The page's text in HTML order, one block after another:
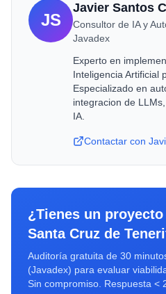
JS
Javier Santos
Consultor de IA y
Javadex
Experto en
Inteligencia Artificial
Especializado en
integracion de
IA.
Contactar con
¿Tienes un proyecto
Santa Cruz de
Auditoría gratuita de 30
(Javadex) para evaluar
Sin compromiso. Respuesta <